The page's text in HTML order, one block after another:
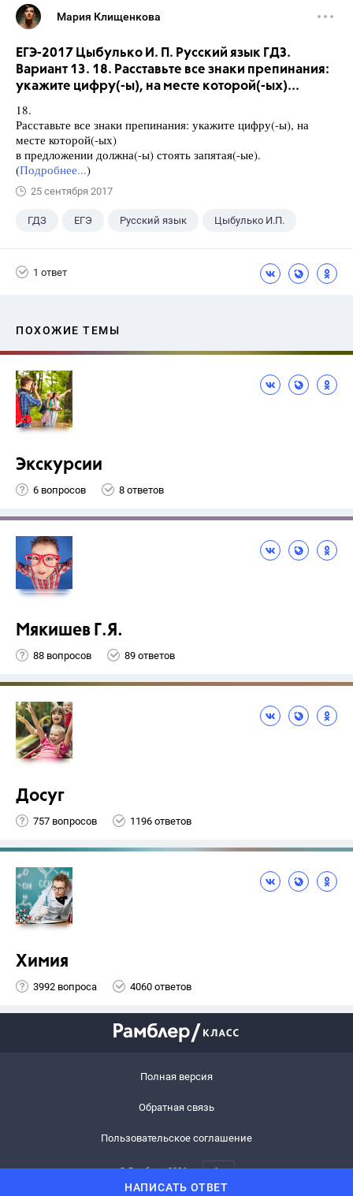
НАПИСАТЬ ОТВЕТ
Мария Клищенкова
ЕГЭ-2017 Цыбулько И. П. Русский язык ГДЗ.
Вариант 13. 18. Расставьте все знаки препинания:
укажите цифру(-ы), на месте которой(-ых)...
18.
Расставьте все знаки препинания: укажите цифру(-ы), на
месте которой(-ых)
в предложении должна(-ы) стоять запятая(-ые).
(Подробнее...)
25 сентября 2017
ГДЗ ЕГЭ Русский язык Цыбулько И.П.
1 ответ
ПОХОЖИЕ ТЕМЫ
Экскурсии
6 вопросов 8 ответов
Мякишев Г.Я.
88 вопросов 89 ответов
Досуг
757 вопросов 1196 ответов
Химия
3992 вопроса 4060 ответов
Полная версия
Обратная связь
Пользовательское соглашение
© Рамблер,2026 6+